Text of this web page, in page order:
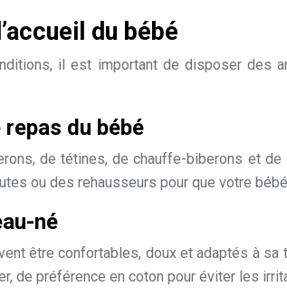
du bébé
il est important de disposer des
du bébé
de tétines, de chauffe-biberons et
ou des rehausseurs pour que votre
né
être confortables, doux et adaptés à
de préférence en coton pour éviter les